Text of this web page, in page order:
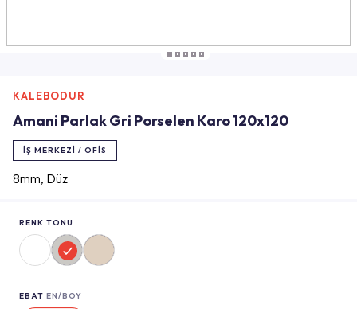
KALEBODUR
Amani Parlak Gri Porselen Karo 120x120
İŞ MERKEZI / OFIS
8mm, Düz
RENK TONU
EBAT EN/BOY